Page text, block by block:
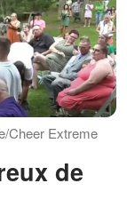
Cheer Extreme